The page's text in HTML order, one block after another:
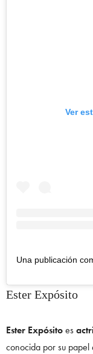
Ver
Ester Expósito
Ester Expósitoes
conocida por su papel